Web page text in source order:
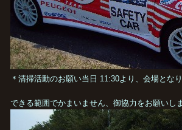
＊清掃活動のお願い当日 11:30より、会場とな
できる範囲でかまいません、御協力をお願い